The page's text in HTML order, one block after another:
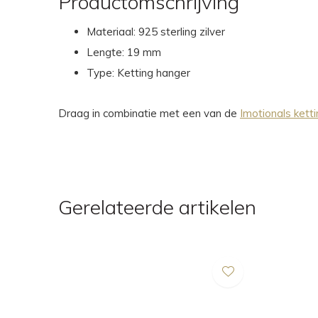
Materiaal: 925 sterling zilver
Lengte: 19 mm
Type: Ketting hanger
Draag in combinatie met een van de Imotionals
Gerelateerde artikelen